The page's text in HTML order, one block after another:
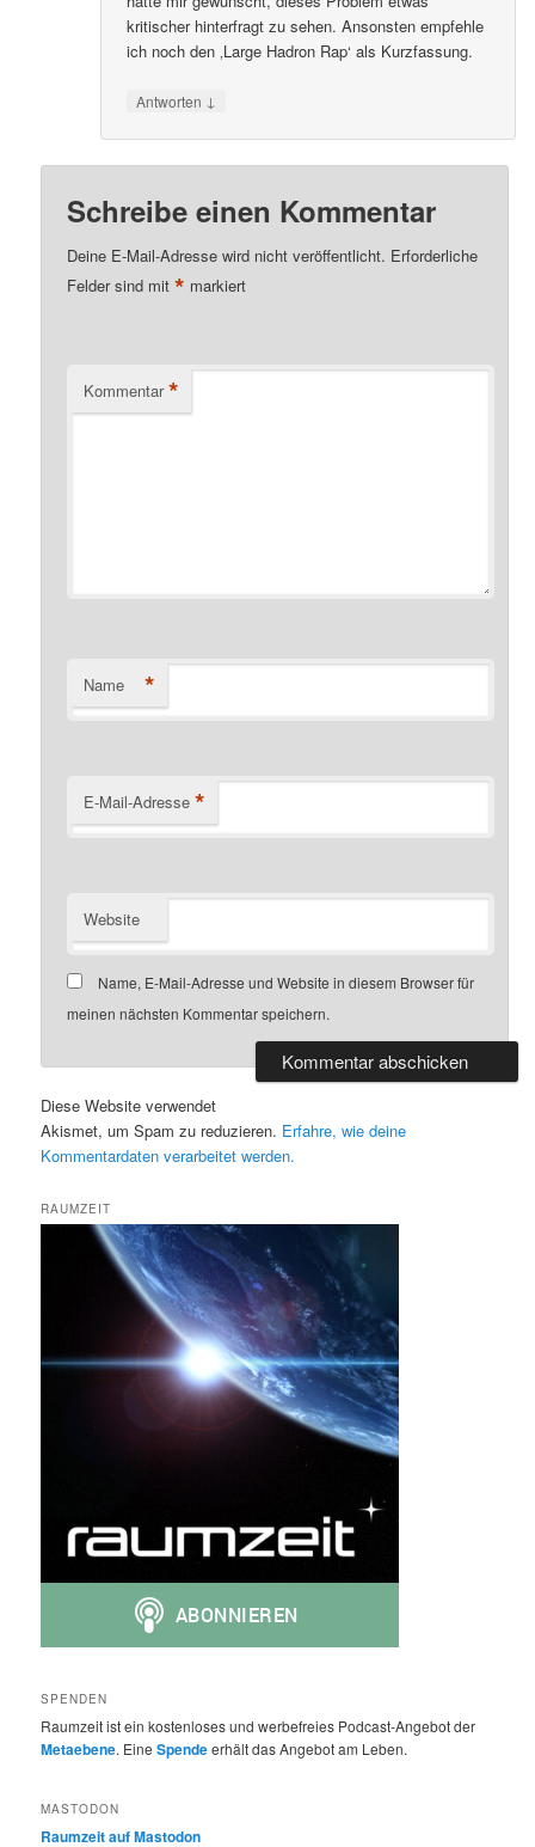
kritischer hinterfragt zu sehen. Ansonsten empfehle
ich noch den ‚Large Hadron Rap‘ als Kurzfassung.
Antworten ↓
Schreibe einen Kommentar
Deine E-Mail-Adresse wird nicht veröffentlicht. Erforderliche
Felder sind mit* markiert
Kommentar *
Name *
E-Mail-Adresse *
Website
Name, E-Mail-Adresse und Website in diesem Browser für
meinen nächsten Kommentar speichern.
Diese Website verwendet
Akismet, um Spam zu reduzieren. Erfahre, wie deine
Kommentardaten verarbeitet werden.
RAUMZEIT
SPENDEN
Raumzeit ist ein kostenloses und werbefreies Podcast-Angebot der
Metaebene. EineSpendeerhält das Angebot am Leben.
MASTODON
Raumzeit auf Mastodon